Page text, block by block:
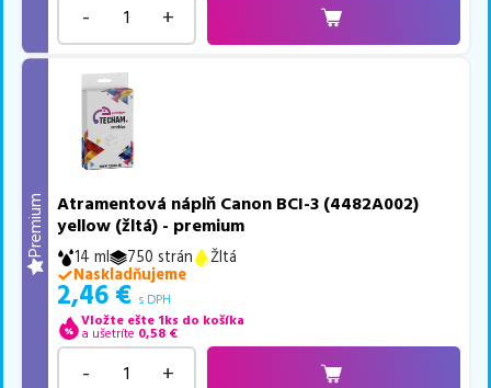
- +
Premium
Atramentová náplň Canon BCI-3 (4482A002)
yellow (žltá) - premium
14 ml 750 strán
Žltá
Naskladňujeme
2,46 € s DPH
Vložte ešte 1ks do košíka
a ušetríte 0,58 €
- +